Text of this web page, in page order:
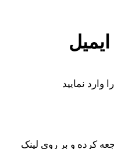
وارد نمایید
کرده و بر روی لینک